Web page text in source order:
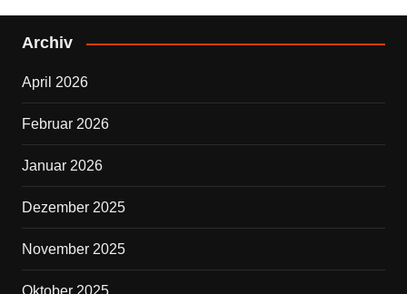
c
e
o
o
k
tt
er
Archiv
April 2026
Februar 2026
Januar 2026
Dezember 2025
November 2025
Oktober 2025